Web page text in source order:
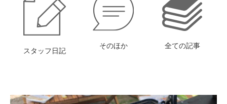
スタッフ日記
そのほか 全ての記事